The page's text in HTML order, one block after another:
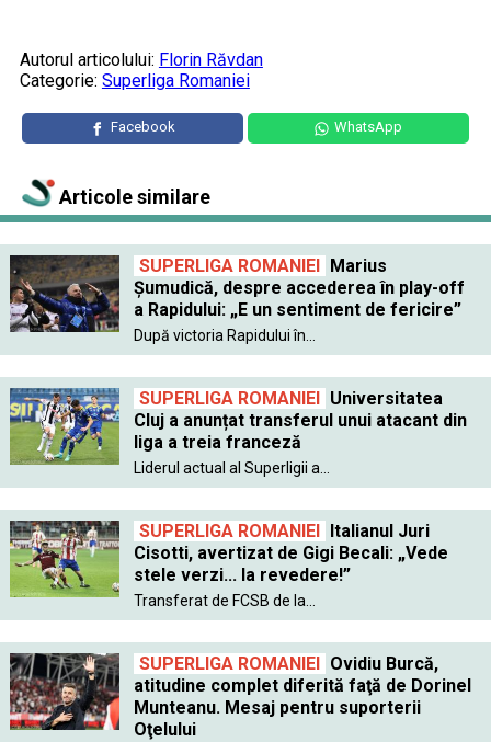
Autorul articolului: Florin Răvdan
Categorie: Superliga Romaniei
Facebook WhatsApp
Articole similare
SUPERLIGA ROMANIEI
Marius
Șumudică, despre accederea în play-off
a Rapidului: „E un sentiment de fericire”
După victoria Rapidului în...
SUPERLIGA ROMANIEI
Universitatea
Cluj a anunțat transferul unui atacant din
liga a treia franceză
Liderul actual al Superligii a...
SUPERLIGA ROMANIEI
Italianul Juri
Cisotti, avertizat de Gigi Becali: „Vede
stele verzi... la revedere!”
Transferat de FCSB de la...
SUPERLIGA ROMANIEI
Ovidiu Burcă,
atitudine complet diferită faţă de Dorinel
Munteanu. Mesaj pentru suporterii
Oţelului